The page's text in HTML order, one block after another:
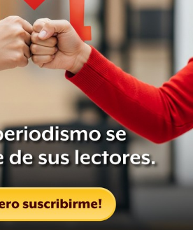
amigos desde el año 1986, la
argentino a la isla, y se han